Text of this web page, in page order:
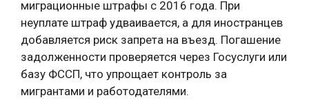
миграционные штрафы с 2016 года. При
неуплате штраф удваивается, а для иностранцев
добавляется риск запрета на въезд. Погашение
задолженности проверяется через Госуслуги или
базу ФССП, что упрощает контроль за
мигрантами и работодателями.